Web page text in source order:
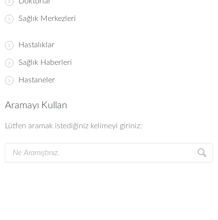
Sağlık Merkezleri
Hastalıklar
Sağlık Haberleri
Hastaneler
Aramayı Kullan
Lütfen aramak istediğiniz kelimeyi giriniz: